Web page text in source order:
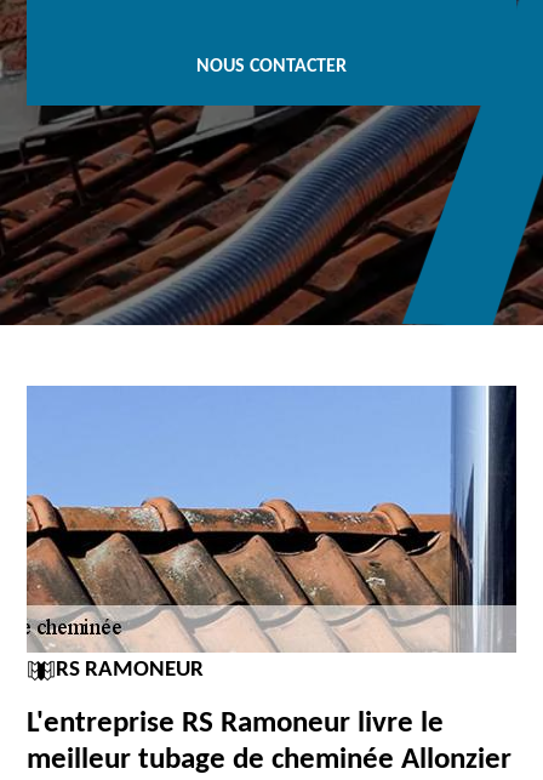
NOUS CONTACTER
RS RAMONEUR
L'entreprise RS Ramoneur livre le
meilleur tubage de cheminée Allonzier